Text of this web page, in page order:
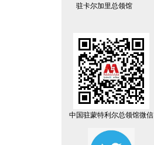
驻卡尔加里总领馆
中国驻蒙特利尔总领馆微信